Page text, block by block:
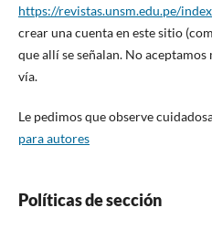
https://revistas.unsm.edu.pe/
crear una cuenta en este sitio
que allí se señalan. No
vía.
Le pedimos que observe
para autores
Políticas de sección